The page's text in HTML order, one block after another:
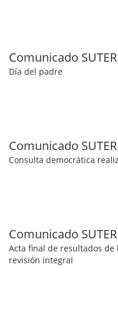
Comunicado
Día del padre
Comunicado
Consulta democrática
Comunicado
Acta final de resultados
revisión integral